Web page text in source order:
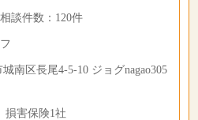
談件数： 120件
南区長尾4-5-10 ジョグnagao305
害保険1社